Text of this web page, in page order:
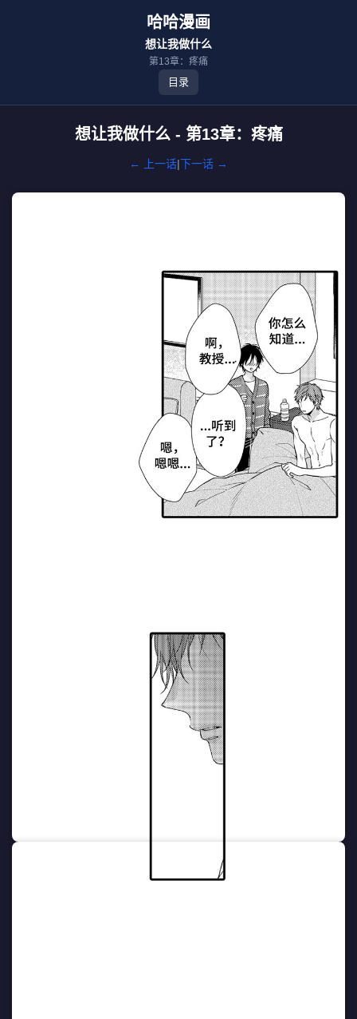
哈哈漫画
想让我做什么
第13章：疼痛
目录
想让我做什么 - 第13章：疼痛
← 上一话|下一话 →